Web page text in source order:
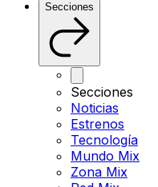
Secciones
Secciones
Noticias
Estrenos
Tecnología
Mundo Mix
Zona Mix